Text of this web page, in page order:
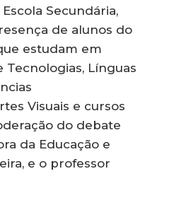
Secundária,
de alunos do
estudam em
Tecnologias, Línguas
Visuais e cursos
do debate
da Educação e
e o professor